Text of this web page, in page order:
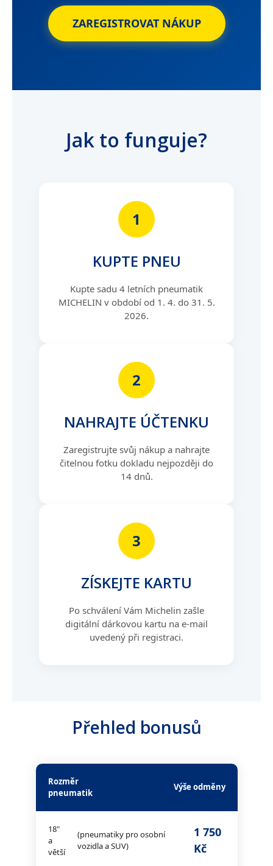
ZAREGISTROVAT NÁKUP
Jak to funguje?
1
KUPTE PNEU
Kupte sadu 4 letních pneumatik
MICHELIN v období od 1. 4. do 31. 5.
2026.
2
NAHRAJTE ÚČTENKU
Zaregistrujte svůj nákup a nahrajte
čitelnou fotku dokladu nejpozději do
14 dnů.
3
ZÍSKEJTE KARTU
Po schválení Vám Michelin zašle
digitální dárkovou kartu na e-mail
uvedený při registraci.
Přehled bonusů
Rozměr
pneumatik
Výše odměny
18"
a
větší
(pneumatiky pro osobní
vozidla a SUV)
1 750
Kč